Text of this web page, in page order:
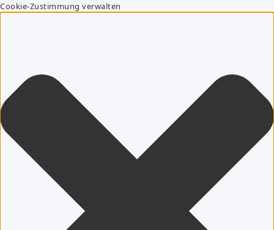
Cookie-Zustimmung verwalten